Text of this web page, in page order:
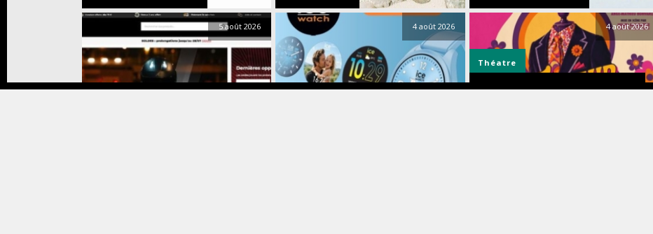
5 août 2026 4 août 2026 4 août 2026
Théatre
Découvrez TAILLEUR POUR DAMES,